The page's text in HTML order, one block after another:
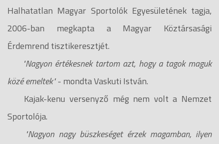
Halhatatlan Magyar Sportolók Egyesületének tagja,
2006-ban megkapta a Magyar Köztársasági
Érdemrend tisztikeresztjét.
"Nagyon értékesnek tartom azt, hogy a tagok maguk
közé emeltek"- mondta Vaskuti István.
Kajak-kenu versenyző még nem volt a Nemzet
Sportolója.
"Nagyon nagy büszkeséget érzek magamban, ilyen